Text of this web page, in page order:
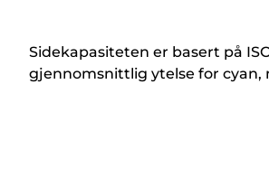
v
Sidekapasiteten er basert på
gjennomsnittlig ytelse for cyan,